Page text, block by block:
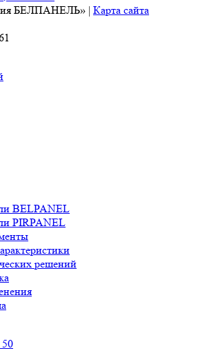
БЕЛПАНЕЛЬ» | Карта сайта
BELPANEL
PIRPANEL
решений